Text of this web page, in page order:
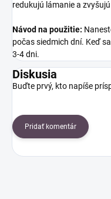
redukujú lámanie a
Návod na použitie:
počas siedmich dní. Keď
3-4 dni.
Diskusia
Buďte prvý, kto napíše
Pridať komentár